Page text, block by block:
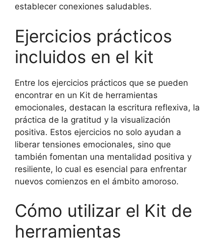
establecer conexiones saludables.
Ejercicios prácticos
incluidos en el kit
Entre los ejercicios prácticos que se pueden
encontrar en un Kit de herramientas
emocionales, destacan la escritura reflexiva, la
práctica de la gratitud y la visualización
positiva. Estos ejercicios no solo ayudan a
liberar tensiones emocionales, sino que
también fomentan una mentalidad positiva y
resiliente, lo cual es esencial para enfrentar
nuevos comienzos en el ámbito amoroso.
Cómo utilizar el Kit de
herramientas